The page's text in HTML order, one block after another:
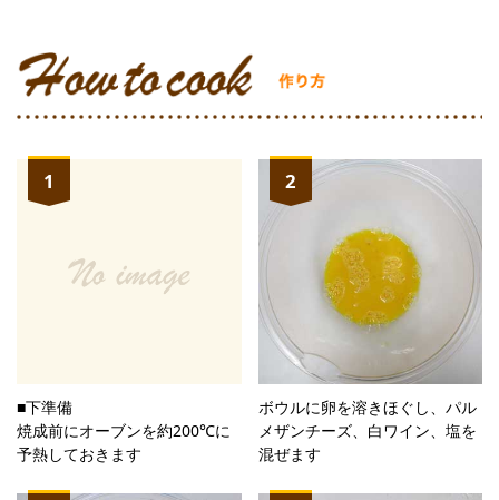
1
■下準備
焼成前にオーブンを約200℃に
予熱しておきます
2
ボウルに卵を溶きほぐし、パル
メザンチーズ、白ワイン、塩を
混ぜます